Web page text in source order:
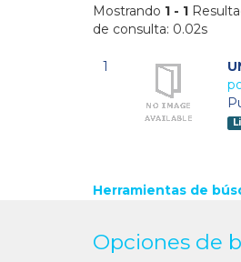
Mostrando 1 - 1
de consulta: 0.02s
1
Herramientas de
Opciones de